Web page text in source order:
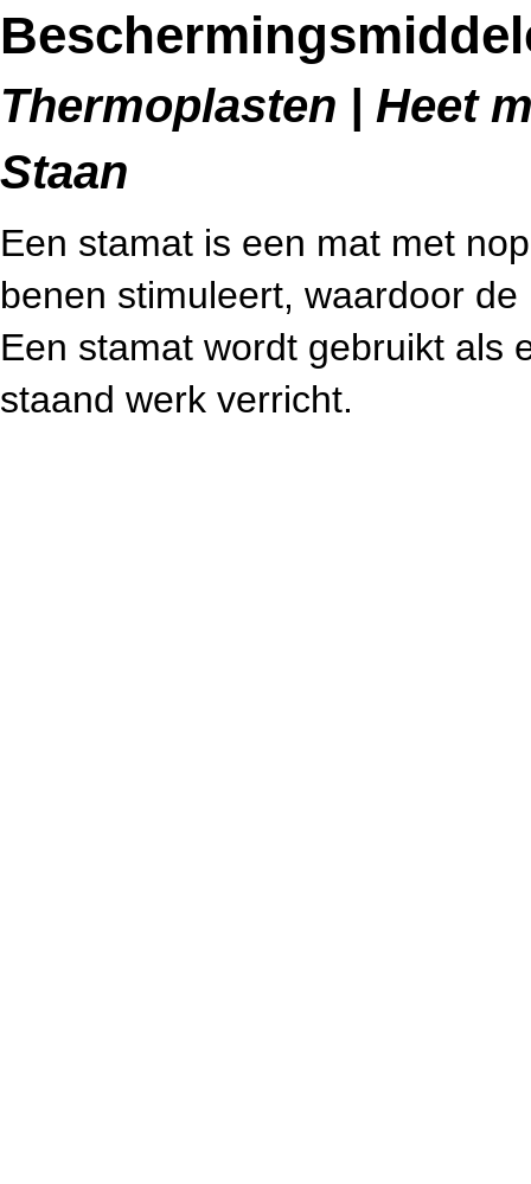
Thermoplasten | Heet
Staan
Een stamat is een mat met
benen stimuleert, waardoor
Een stamat wordt gebruikt als
staand werk verricht.